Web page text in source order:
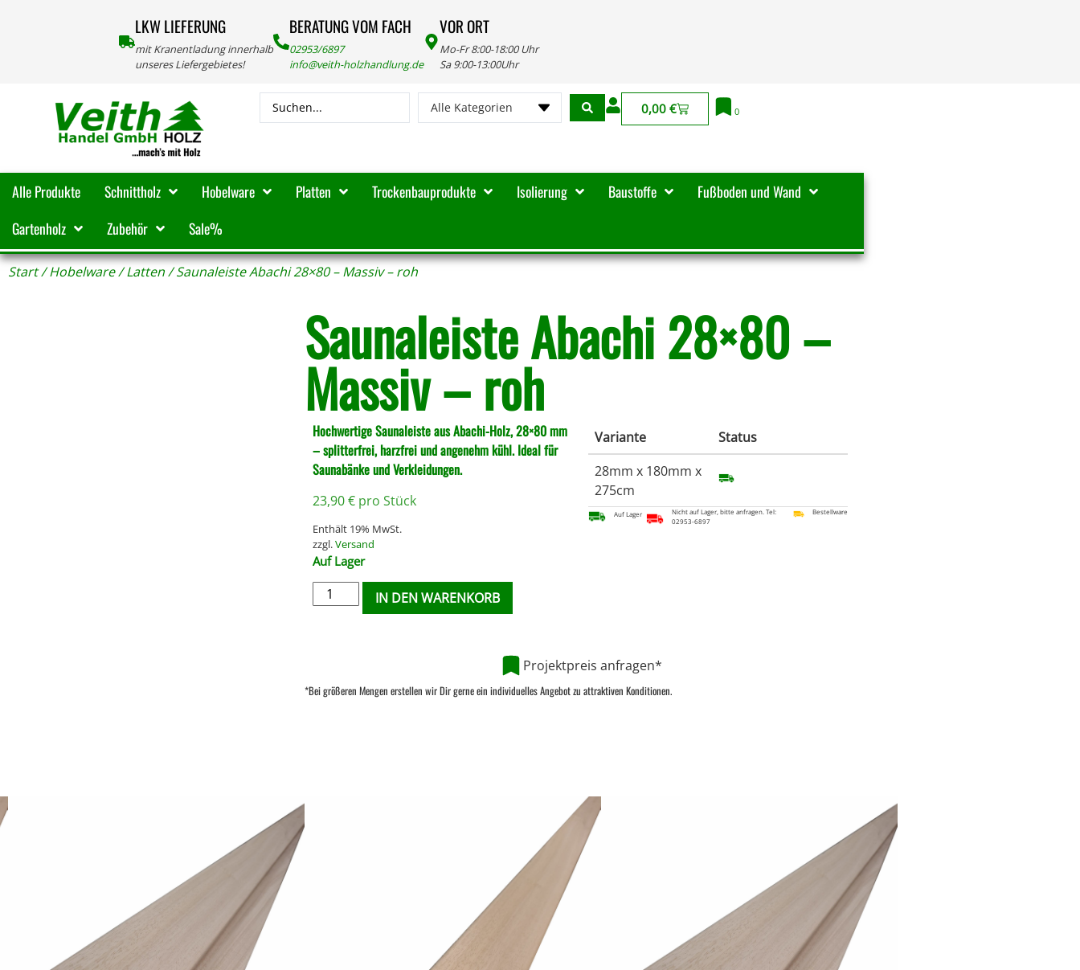
LKW LIEFERUNG
mit Kranentladung innerhalb
unseres Liefergebietes!
BERATUNG VOM FACH
02953/6897
info@veith-holzhandlung.de
VOR ORT
Mo-Fr 8:00-18:00 Uhr
Sa 9:00-13:00Uhr
Alle Kategorien 0,00 € 0
Alle Produkte Schnittholz Hobelware Platten Trockenbauprodukte Isolierung Baustoffe
Fußboden und Wand
Gartenholz
Zubehör Sale%
Start/Hobelware/Latten/ Saunaleiste Abachi 28×80 – Massiv – roh
Saunaleiste Abachi 28×80 –
Massiv – roh
Hochwertige Saunaleiste aus Abachi-Holz, 28×80 mm
– splitterfrei, harzfrei und angenehm kühl. Ideal für
Saunabänke und Verkleidungen.
23,90€ pro Stück
Enthält 19% MwSt.
zzgl.Versand
Auf Lager
IN DEN WARENKORB
Variante
Status
28mm x 180mm x
275cm
Auf Lager
Nicht auf Lager, bitte anfragen. Tel:
02953-6897
Bestellware
Projektpreis anfragen*
*Bei größeren Mengen erstellen wir Dir gerne ein individuelles Angebot zu attraktiven Konditionen.